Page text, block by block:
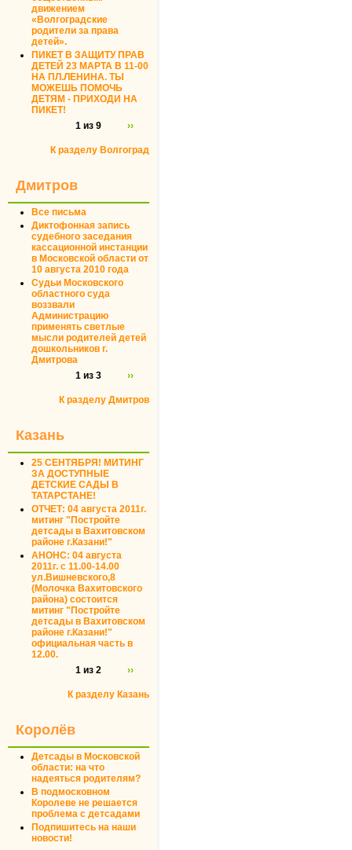
движением
«Волгоградские
родители за права
детей».
ПИКЕТ В ЗАЩИТУ ПРАВ
ДЕТЕЙ 23 МАРТА В 11-00
НА ПЛ.ЛЕНИНА. ТЫ
МОЖЕШЬ ПОМОЧЬ
ДЕТЯМ - ПРИХОДИ НА
ПИКЕТ!
1 из 9
››
К разделу Волгоград
Дмитров
Все письма
Диктофонная запись
судебного заседания
кассационной инстанции
в Московской области от
10 августа 2010 года
Судьи Московского
областного суда
воззвали
Администрацию
применять светлые
мысли родителей детей
дошкольников г.
Дмитрова
1 из 3
››
К разделу Дмитров
Казань
25 СЕНТЯБРЯ! МИТИНГ
ЗА ДОСТУПНЫЕ
ДЕТСКИЕ САДЫ В
ТАТАРСТАНЕ!
ОТЧЕТ: 04 августа 2011г.
митинг "Постройте
детсады в Вахитовском
районе г.Казани!"
АНОНС: 04 августа
2011г. с 11.00-14.00
ул.Вишневского,8
(Молочка Вахитовского
района) состоится
митинг "Постройте
детсады в Вахитовском
районе г.Казани!"
официальная часть в
12.00.
1 из 2
››
К разделу Казань
Королёв
Детсады в Московской
области: на что
надеяться родителям?
В подмосковном
Королеве не решается
проблема с детсадами
Подпишитесь на наши
новости!